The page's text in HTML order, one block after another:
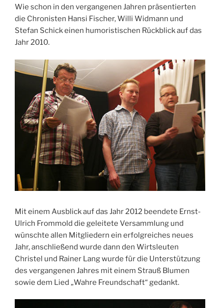
Wie schon in den vergangenen Jahren präsentierten
die Chronisten Hansi Fischer, Willi Widmann und
Stefan Schick einen humoristischen Rückblick auf das
Jahr 2010.
Mit einem Ausblick auf das Jahr 2012 beendete Ernst-
Ulrich Frommold die geleitete Versammlung und
wünschte allen Mitgliedern ein erfolgreiches neues
Jahr, anschließend wurde dann den Wirtsleuten
Christel und Rainer Lang wurde für die Unterstützung
des vergangenen Jahres mit einem Strauß Blumen
sowie dem Lied „Wahre Freundschaft“ gedankt.